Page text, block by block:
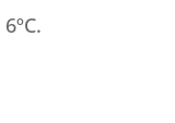
6ºC.